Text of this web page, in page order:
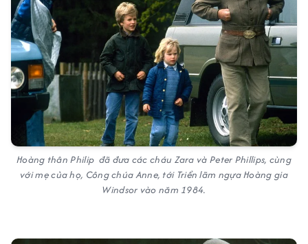
Hoàng thân Philip đã đưa các cháu Zara và Peter Phillips, cùng
với mẹ của họ, Công chúa Anne, tới Triển lãm ngựa Hoàng gia
Windsor vào năm 1984.